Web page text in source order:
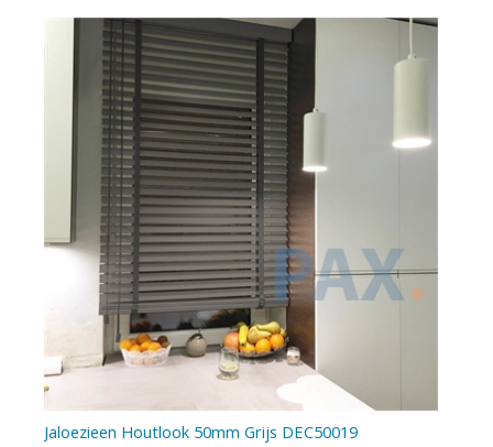
Jaloezieen Houtlook 50mm Grijs DEC50019